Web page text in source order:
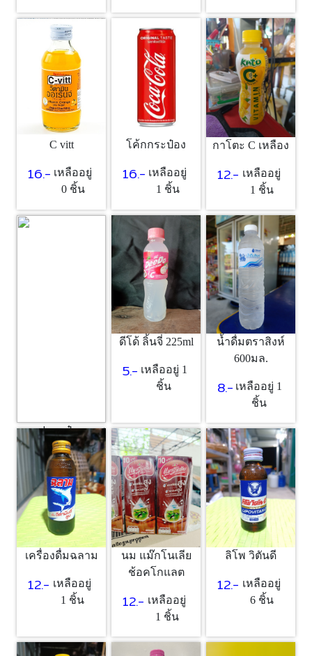
C vitt
16.- เหลืออยู่
0 ชิ้น
โค้กกระป๋อง
16.- เหลืออยู่
1 ชิ้น
กาโตะ C เหลือง
12.- เหลืออยู่
1 ชิ้น
กาแฟกระป๋อง เนส
ลาเต้
17.- เหลืออยู่
1 ชิ้น
ดีโด้ ลิ้นจี่ 225ml
5.- เหลืออยู่ 1
ชิ้น
น้ำดื่มตราสิงห์
600มล.
8.- เหลืออยู่ 1
ชิ้น
เครื่องดื่มฉลาม
12.- เหลืออยู่
1 ชิ้น
นม แม๊กโนเลีย
ช้อคโกแลต
12.- เหลืออยู่
1 ชิ้น
ลิโพ วิตันดี
12.- เหลืออยู่
6 ชิ้น